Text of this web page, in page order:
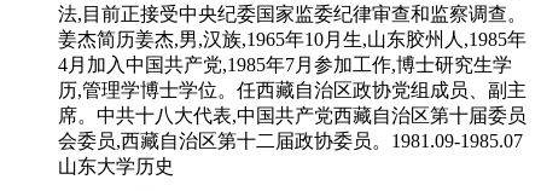
法,目前正接受中央纪委国家监委纪律审查和监察调查。
姜杰简历姜杰,男,汉族,1965年10月生,山东胶州人,1985年
4月加入中国共产党,1985年7月参加工作,博士研究生学
历,管理学博士学位。任西藏自治区政协党组成员、副主
席。中共十八大代表,中国共产党西藏自治区第十届委员
会委员,西藏自治区第十二届政协委员。1981.09-1985.07
山东大学历史